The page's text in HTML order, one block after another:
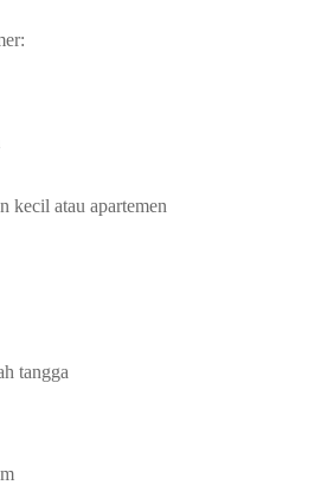
kecil atau apartemen
tangga